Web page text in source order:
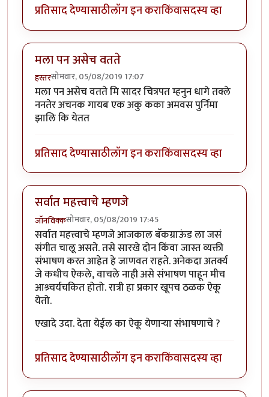
प्रतिसाद देण्यासाठीलॉग इन कराकिंवासदस्य व्हा
मला पन असेच वतते
हस्तरसोमवार, 05/08/2019 17:07
मला पन असेच वतते मि सादर चित्रपत म्हनुन धागे तक्ले
ननतेर अचनक गायब एक अकु कका अमवस पुर्निमा
झालि कि येतत
प्रतिसाद देण्यासाठीलॉग इन कराकिंवासदस्य व्हा
सर्वात महत्त्वाचे म्हणजे
जॉनविक्कसोमवार, 05/08/2019 17:45
सर्वात महत्त्वाचे म्हणजे आजकाल बॅकग्राऊंड ला जसं
संगीत चालू असते. तसे सारखे दोन किंवा जास्त व्यक्ती
संभाषण करत आहेत हे जाणवत राहते. अनेकदा अतर्क्य
जे कधीच ऐकले, वाचले नाही असे संभाषण पाहून मीच
आश्र्चर्यचकित होतो. रात्री हा प्रकार खूपच ठळक ऐकू
येतो.
एखादे उदा. देता येईल का ऐकू येणाऱ्या संभाषणाचे ?
प्रतिसाद देण्यासाठीलॉग इन कराकिंवासदस्य व्हा